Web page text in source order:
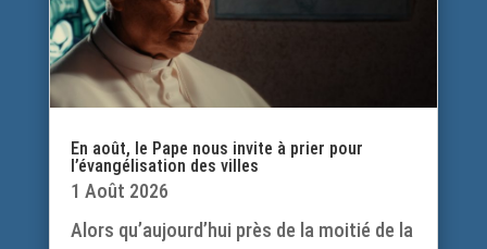
En août, le Pape nous invite à prier pour
l’évangélisation des villes
1 Août 2026
Alors qu’aujourd’hui près de la moitié de la